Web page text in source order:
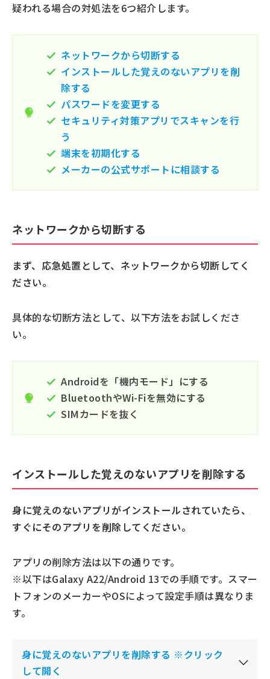
疑われる場合の対処法を6つ紹介します。
ネットワークから切断する
インストールした覚えのないアプリを削
除する
パスワードを変更する
セキュリティ対策アプリでスキャンを行
う
端末を初期化する
メーカーの公式サポートに相談する
ネットワークから切断する
まず、応急処置として、ネットワークから切断してく
ださい。
具体的な切断方法として、以下方法をお試しくださ
い。
Androidを「機内モード」にする
BluetoothやWi-Fiを無効にする
SIMカードを抜く
インストールした覚えのないアプリを削除する
身に覚えのないアプリがインストールされていたら、
すぐにそのアプリを削除してください。
アプリの削除方法は以下の通りです。
※以下はGalaxy A22/Android 13での手順です。スマー
トフォンのメーカーやOSによって設定手順は異なりま
す。
身に覚えのないアプリを削除する ※クリック
して開く